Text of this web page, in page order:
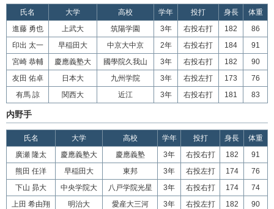
氏名 大学 高校 学年 投打 身長
体重
進藤 勇也
上武大 筑陽学園 3年 右投右打 182
86
印出 太一
早稲田大 中京大中京 2年 右投右打 184
91
宮崎 恭輔
慶應義塾大 國學院久我山 3年 右投右打 182
90
友田 佑卓
日本大 九州学院 3年 右投左打 173
76
有馬 諒
関西大 近江 3年 右投右打 181 83
内野手
氏名 大学 高校 学年 投打 身長
体重
廣瀬 隆太
慶應義塾大 慶應義塾 3年 右投右打 182
91
熊田 任洋
早稲田大 東邦 3年 右投左打 174
76
下山 昴大
中央学院大 八戸学院光星 3年 右投右打 174
74
上田 希由翔
明治大 愛産大三河 3年 右投左打 182
90